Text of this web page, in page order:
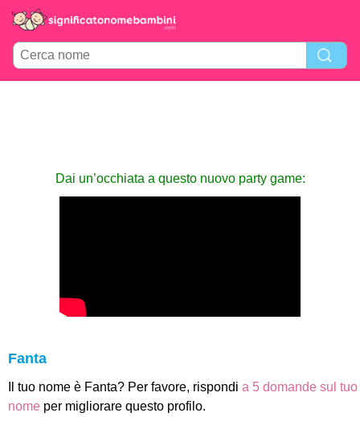
Dai un’occhiata a questo nuovo party game:
Fanta
Il tuo nome è Fanta? Per favore, rispondi a 5 domande sul tuo
nome per migliorare questo profilo.